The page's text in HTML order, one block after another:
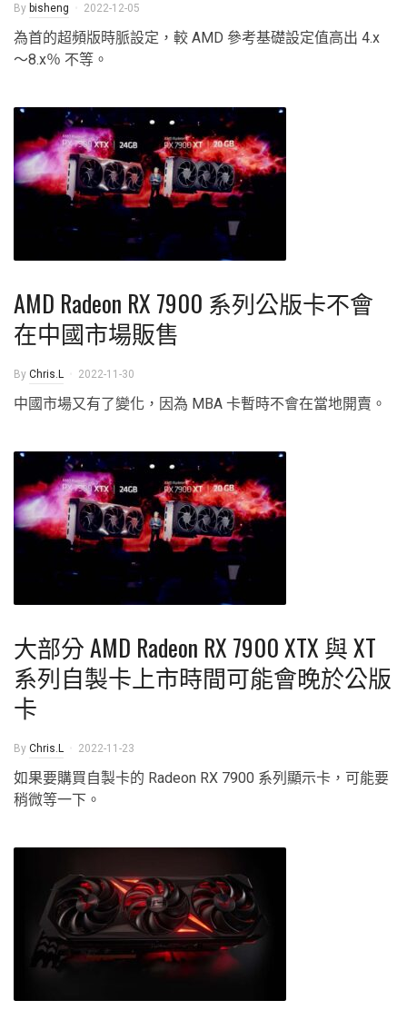
By bisheng 2022-12-05
為首的超頻版時脈設定，較 AMD 參考基礎設定值高出 4.x
～8.x％ 不等。
AMD Radeon RX 7900 系列公版卡不會
在中國市場販售
By Chris.L 2022-11-30
中國市場又有了變化，因為 MBA 卡暫時不會在當地開賣。
大部分 AMD Radeon RX 7900 XTX 與 XT
系列自製卡上市時間可能會晚於公版
卡
By Chris.L 2022-11-23
如果要購買自製卡的 Radeon RX 7900 系列顯示卡，可能要
稍微等一下。